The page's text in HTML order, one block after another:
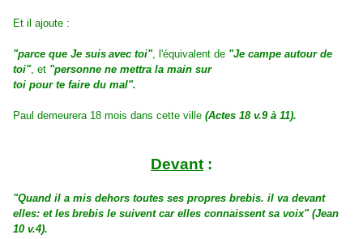
Et il ajoute :
"parce que Je suis avec toi", l'équivalent de "Je campe autour de
toi", et "personne ne mettra la main sur
toi pour te faire du mal".
Paul demeurera 18 mois dans cette ville (Actes 18 v.9 à 11).
Devant :
"Quand il a mis dehors toutes ses propres brebis. il va devant
elles: et les brebis le suivent car elles connaissent sa voix" (Jean
10 v.4).